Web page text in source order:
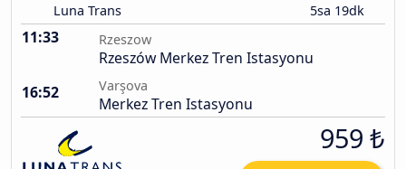
Luna Trans 5sa 19dk
11:33 Rzeszow
Rzeszów Merkez Tren Istasyonu
16:52
Varşova
Merkez Tren Istasyonu
959 ₺